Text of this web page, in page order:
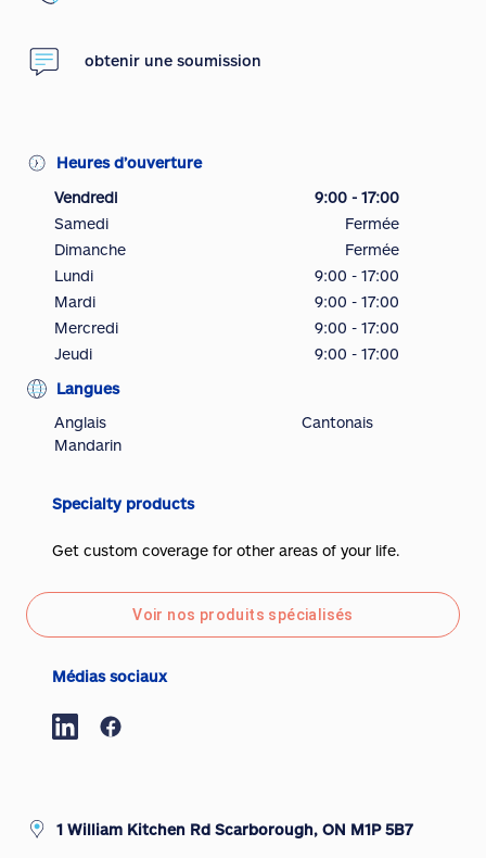
obtenir une soumission
Heures d’ouverture
Vendredi
9:00 - 17:00
Samedi
Fermée
Dimanche
Fermée
Lundi
9:00 - 17:00
Mardi
9:00 - 17:00
Mercredi
9:00 - 17:00
Jeudi
9:00 - 17:00
Langues
Anglais
Mandarin
Cantonais
Specialty products
Get custom coverage for other areas of your life.
Voir nos produits spécialisés
Médias sociaux
1 William Kitchen Rd Scarborough, ON M1P 5B7